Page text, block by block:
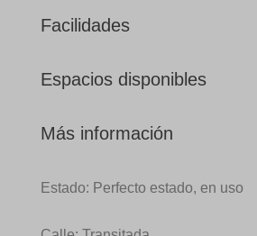
Facilidades
Espacios disponibles
Más información
Estado: Perfecto estado, en uso